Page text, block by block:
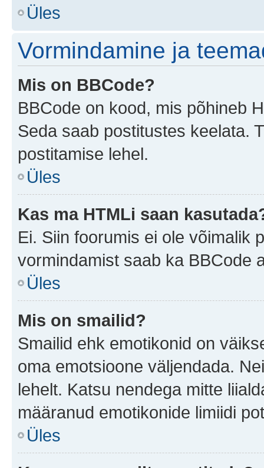
Üles
Vormindamine ja
Mis on BBCode?
BBCode on kood, mis põhineb
Seda saab postitustes keelata.
postitamise lehel.
Üles
Kas ma HTMLi saan
Ei. Siin foorumis ei ole võimalik
vormindamist saab ka BBCode
Üles
Mis on smailid?
Smailid ehk emotikonid on
oma emotsioone väljendada.
lehelt. Katsu nendega mitte
määranud emotikonide limiidi
Üles